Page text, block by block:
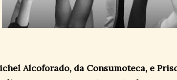
Alcoforado, da Consumoteca, e